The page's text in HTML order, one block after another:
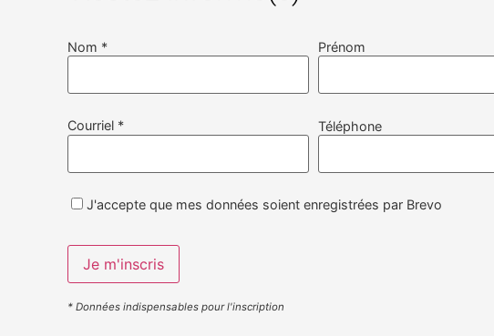
Nom * Prénom
Courriel * Téléphone
J'accepte que mes données soient enregistrées par Brevo
* Données indispensables pour l'inscription